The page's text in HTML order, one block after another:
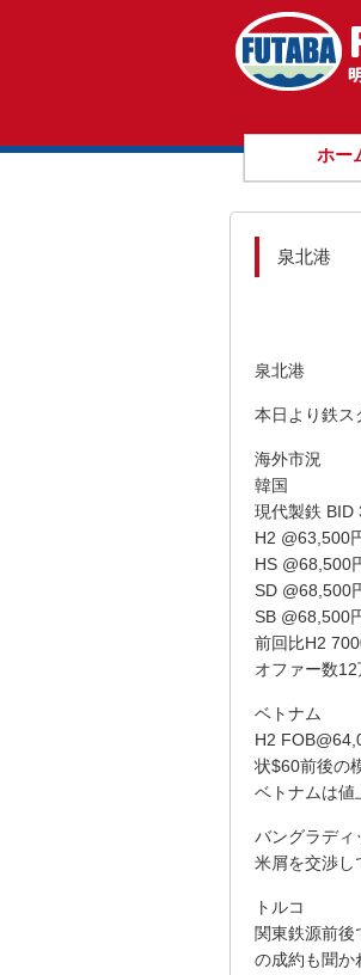
ホー
泉北港
泉北港
本日より鉄ス
海外市況
韓国
現代製鉄 BID
H2 @63,500
HS @68,500
SD @68,500
SB @68,500
前回比H2
オファー数
ベトナム
H2
状$60前後の
ベトナムは値
バングラディ
米屑を交渉し
トルコ
関東鉄源前
の成約も聞か